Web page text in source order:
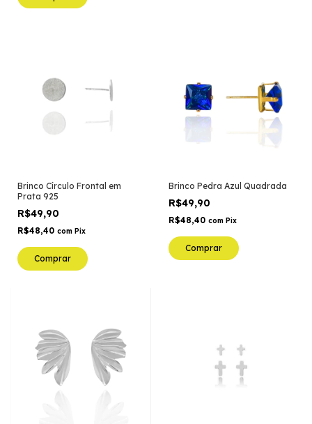
Brinco Círculo Frontal em
Prata 925
R$49,90
R$48,40 com Pix
Comprar
Brinco Pedra Azul Quadrada
R$49,90
R$48,40 com Pix
Comprar